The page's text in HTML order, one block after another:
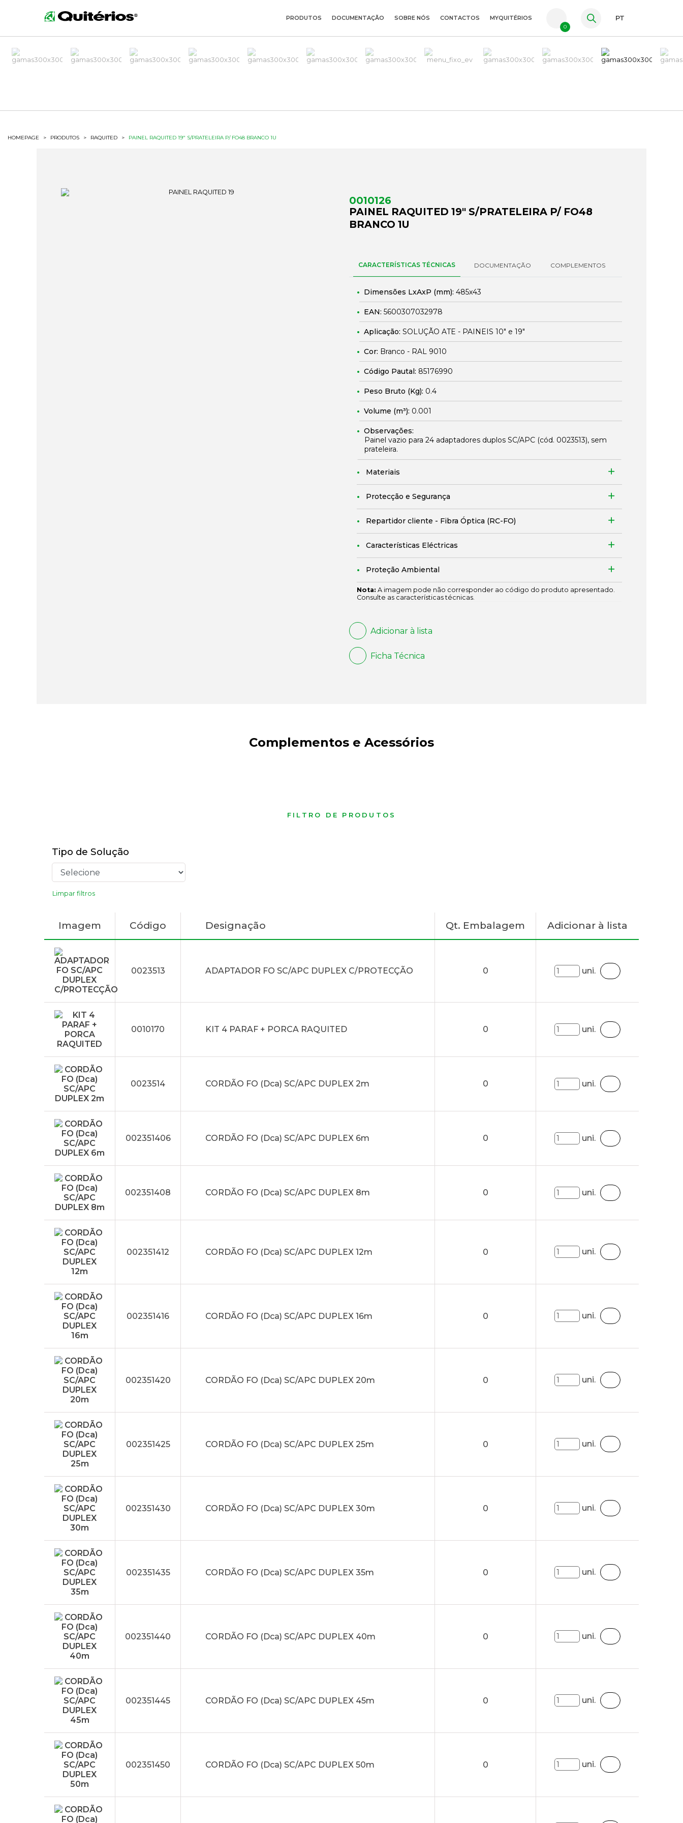
ES
PRODUTOS DOCUMENTAÇÃO SOBRE NÓS CONTACTOS MYQUITÉRIOS
0
PT
HOMEPAGE > PRODUTOS > RAQUITED > PAINEL RAQUITED 19" S/PRATELEIRA P/ FO48 BRANCO 1U
0010126
PAINEL RAQUITED 19" S/PRATELEIRA P/ FO48
BRANCO 1U
CARACTERÍSTICAS TÉCNICAS DOCUMENTAÇÃO COMPLEMENTOS
Dimensões LxAxP (mm): 485x43
EAN: 5600307032978
Aplicação: SOLUÇÃO ATE - PAINEIS 10" e 19"
Cor: Branco - RAL 9010
Código Pautal: 85176990
Peso Bruto (Kg): 0.4
Volume (m³): 0.001
Observações:
Painel vazio para 24 adaptadores duplos SC/APC (cód. 0023513), sem
prateleira.
Materiais
Protecção e Segurança
Repartidor cliente - Fibra Óptica (RC-FO)
Características Eléctricas
Proteção Ambiental
Nota: A imagem pode não corresponder ao código do produto apresentado.
Consulte as características técnicas.
Adicionar à lista
Ficha Técnica
Complementos e Acessórios
FILTRO DE PRODUTOS
Tipo de Solução
Limpar filtros
Imagem Código Designação Qt. Embalagem Adicionar à lista
0023513 ADAPTADOR FO SC/APC DUPLEX C/PROTECÇÃO 0 uni.
0010170 KIT 4 PARAF + PORCA RAQUITED 0 uni.
0023514 CORDÃO FO (Dca) SC/APC DUPLEX 2m 0 uni.
002351406 CORDÃO FO (Dca) SC/APC DUPLEX 6m 0 uni.
002351408 CORDÃO FO (Dca) SC/APC DUPLEX 8m 0 uni.
002351412 CORDÃO FO (Dca) SC/APC DUPLEX 12m 0 uni.
002351416 CORDÃO FO (Dca) SC/APC DUPLEX 16m 0 uni.
002351420 CORDÃO FO (Dca) SC/APC DUPLEX 20m 0 uni.
002351425 CORDÃO FO (Dca) SC/APC DUPLEX 25m 0 uni.
002351430 CORDÃO FO (Dca) SC/APC DUPLEX 30m 0 uni.
002351435 CORDÃO FO (Dca) SC/APC DUPLEX 35m 0 uni.
002351440 CORDÃO FO (Dca) SC/APC DUPLEX 40m 0 uni.
002351445 CORDÃO FO (Dca) SC/APC DUPLEX 45m 0 uni.
002351450 CORDÃO FO (Dca) SC/APC DUPLEX 50m 0 uni.